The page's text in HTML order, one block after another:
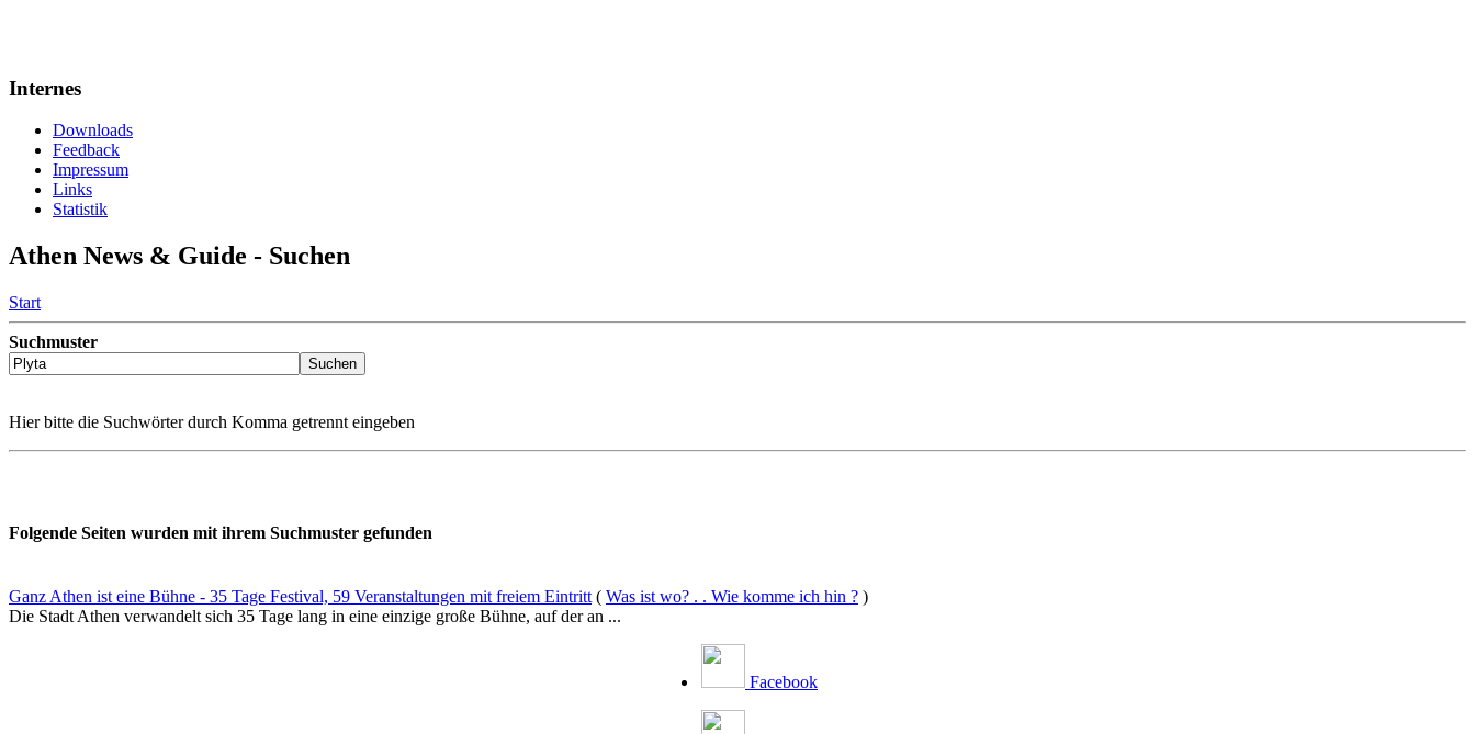
Internes
Downloads
Feedback
Impressum
Links
Statistik
Athen News & Guide - Suchen
Start
Suchmuster
Hier bitte die Suchwörter durch Komma getrennt eingeben
Folgende Seiten wurden mit ihrem Suchmuster gefunden
Ganz Athen ist eine Bühne - 35 Tage Festival, 59 Veranstaltungen mit freiem Eintritt ( Was ist wo? . . Wie komme ich hin ? )
Die Stadt Athen verwandelt sich 35 Tage lang in eine einzige große Bühne, auf der an ...
Facebook